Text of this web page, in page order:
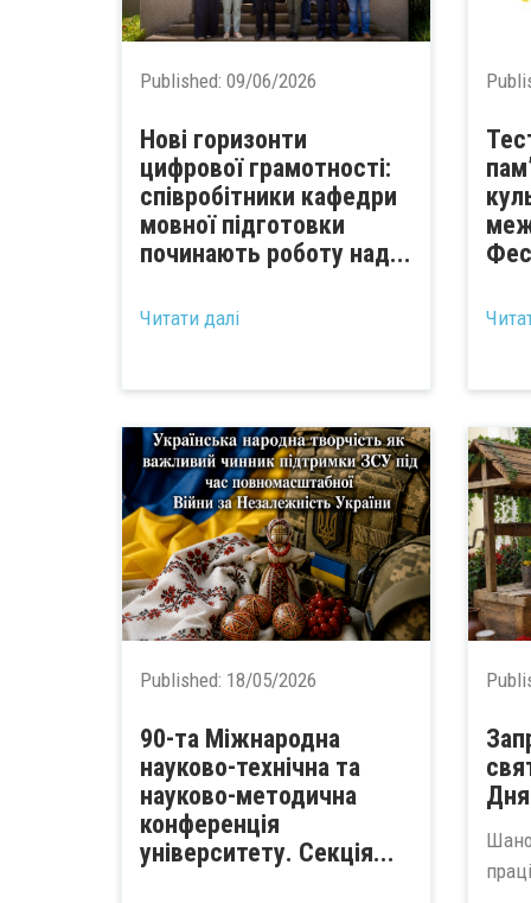
Published: 09/06/2026
Нові горизонти
цифрової грамотності:
співробітники кафедри
мовної підготовки
починають роботу над...
Читати далі
Published: 18/05/2026
90-та Міжнародна
науково-технічна та
науково-методична
конференція
університету. Секція...